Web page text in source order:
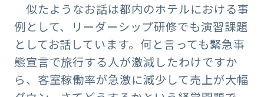
似たようなお話は都内のホテルにおける事
例として、リーダーシップ研修でも演習課題
としてお話しています。何と言っても緊急事
態宣言で旅行する人が激減したわけですか
ら、客室稼働率が急激に減少して売上が大幅